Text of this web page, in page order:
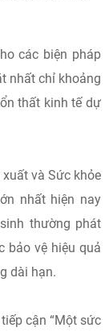
các biện pháp
nhất chỉ khoảng
thất kinh tế dự
và Sức khỏe
nhất hiện nay
thường phát
bảo vệ hiệu quả
dài hạn.
cận “Một sức